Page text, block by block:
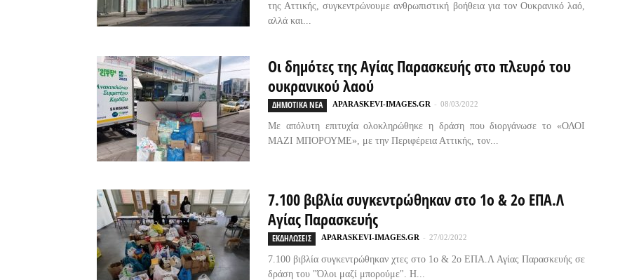
της Αττικής, συγκεντρώνουμε ανθρωπιστική βοήθεια για τον Ουκρανικό λαό,
αλλά και...
Οι δημότες της Αγίας Παρασκευής στο πλευρό του
ουκρανικού λαού
ΔΗΜΟΤΙΚΑ ΝΕΑ APARASKEVI-IMAGES.GR - 08/03/2022
Με απόλυτη επιτυχία ολοκληρώθηκε η δράση που διοργάνωσε το «ΟΛΟΙ
ΜΑΖΙ ΜΠΟΡΟΥΜΕ», με την Περιφέρεια Αττικής, τον...
7.100 βιβλία συγκεντρώθηκαν στο 1ο & 2ο ΕΠΑ.Λ
Αγίας Παρασκευής
ΕΚΔΗΛΩΣΕΙΣ APARASKEVI-IMAGES.GR - 27/02/2022
7.100 βιβλία συγκεντρώθηκαν χτες στο 1ο & 2ο ΕΠΑ.Λ Αγίας Παρασκευής σε
δράση του "Όλοι μαζί μπορούμε". Η...